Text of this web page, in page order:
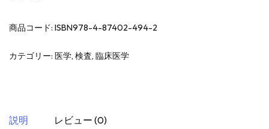
商品コード: ISBN978-4-87402-494-2
カテゴリー: 医学, 検査, 臨床医学
説明 レビュー (0)